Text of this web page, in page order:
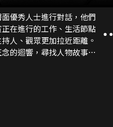
優秀人士進行對話，他們
在進行的工作、生活節點
人、觀眾更加拉近距離。
的迴響，尋找人物故事和
振。